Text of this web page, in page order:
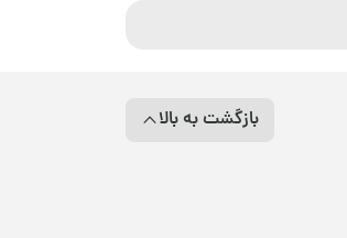
بازگشت به بالا